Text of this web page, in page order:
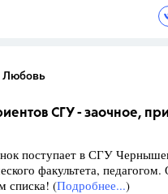
Любовь
СГУ - заочное,
поступает в СГУ
факультета,
списка! (Подробнее...)